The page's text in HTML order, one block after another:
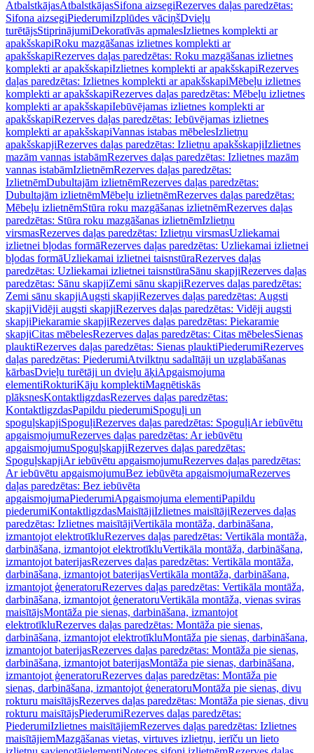
AtbalstkājasAtbalstkājasSifona aizsegiRezerves daļas paredzētas:
Sifona aizsegiPiederumiIzplūdes vāciņšDvieļu
turētājsStiprinājumiDekoratīvās apmalesIzlietnes komplekti ar
apakšskapiRoku mazgāšanas izlietnes komplekti ar
apakšskapiRezerves daļas paredzētas: Roku mazgāšanas izlietnes
komplekti ar apakšskapiIzlietnes komplekti ar apakšskapiRezerves
daļas paredzētas: Izlietnes komplekti ar apakšskapiMēbeļu izlietnes
komplekti ar apakšskapiRezerves daļas paredzētas: Mēbeļu izlietnes
komplekti ar apakšskapiIebūvējamas izlietnes komplekti ar
apakšskapiRezerves daļas paredzētas: Iebūvējamas izlietnes
komplekti ar apakšskapiVannas istabas mēbelesIzlietņu
apakšskapjiRezerves daļas paredzētas: Izlietņu apakšskapjiIzlietnes
mazām vannas istabāmRezerves daļas paredzētas: Izlietnes mazām
vannas istabāmIzlietnēmRezerves daļas paredzētas:
IzlietnēmDubultajām izlietnēmRezerves daļas paredzētas:
Dubultajām izlietnēmMēbeļu izlietnēmRezerves daļas paredzētas:
Mēbeļu izlietnēmStūra roku mazgāšanas izlietnēmRezerves daļas
paredzētas: Stūra roku mazgāšanas izlietnēmIzlietņu
virsmasRezerves daļas paredzētas: Izlietņu virsmasUzliekamai
izlietnei bļodas formāRezerves daļas paredzētas: Uzliekamai izlietnei
bļodas formāUzliekamai izlietnei taisnstūraRezerves daļas
paredzētas: Uzliekamai izlietnei taisnstūraSānu skapjiRezerves daļas
paredzētas: Sānu skapjiZemi sānu skapjiRezerves daļas paredzētas:
Zemi sānu skapjiAugsti skapjiRezerves daļas paredzētas: Augsti
skapjiVidēji augsti skapjiRezerves daļas paredzētas: Vidēji augsti
skapjiPiekaramie skapjiRezerves daļas paredzētas: Piekaramie
skapjiCitas mēbelesRezerves daļas paredzētas: Citas mēbelesSienas
plauktiRezerves daļas paredzētas: Sienas plauktiPiederumiRezerves
daļas paredzētas: PiederumiAtvilktņu sadalītāji un uzglabāšanas
kārbasDvieļu turētāji un dvieļu āķiApgaismojuma
elementiRokturiKāju komplektiMagnētiskās
plāksnesKontaktligzdasRezerves daļas paredzētas:
KontaktligzdasPapildu piederumiSpoguļi un
spoguļskapjiSpoguļiRezerves daļas paredzētas: SpoguļiAr iebūvētu
apgaismojumuRezerves daļas paredzētas: Ar iebūvētu
apgaismojumuSpoguļskapjiRezerves daļas paredzētas:
SpoguļskapjiAr iebūvētu apgaismojumuRezerves daļas paredzētas:
Ar iebūvētu apgaismojumuBez iebūvēta apgaismojumaRezerves
daļas paredzētas: Bez iebūvēta
apgaismojumaPiederumiApgaismojuma elementiPapildu
piederumiKontaktligzdasMaisītājiIzlietnes maisītājiRezerves daļas
paredzētas: Izlietnes maisītājiVertikāla montāža, darbināšana,
izmantojot elektrotīkluRezerves daļas paredzētas: Vertikāla montāža,
darbināšana, izmantojot elektrotīkluVertikāla montāža, darbināšana,
izmantojot baterijasRezerves daļas paredzētas: Vertikāla montāža,
darbināšana, izmantojot baterijasVertikāla montāža, darbināšana,
izmantojot ģeneratoruRezerves daļas paredzētas: Vertikāla montāža,
darbināšana, izmantojot ģeneratoruVertikāla montāža, vienas sviras
maisītājsMontāža pie sienas, darbināšana, izmantojot
elektrotīkluRezerves daļas paredzētas: Montāža pie sienas,
darbināšana, izmantojot elektrotīkluMontāža pie sienas, darbināšana,
izmantojot baterijasRezerves daļas paredzētas: Montāža pie sienas,
darbināšana, izmantojot baterijasMontāža pie sienas, darbināšana,
izmantojot ģeneratoruRezerves daļas paredzētas: Montāža pie
sienas, darbināšana, izmantojot ģeneratoruMontāža pie sienas, divu
rokturu maisītājsRezerves daļas paredzētas: Montāža pie sienas, divu
rokturu maisītājsPiederumiRezerves daļas paredzētas:
PiederumiIzlietnes maisītājiemRezerves daļas paredzētas: Izlietnes
maisītājiemMazgāšanas vietas, virtuves izlietņu, ierīču un lieto